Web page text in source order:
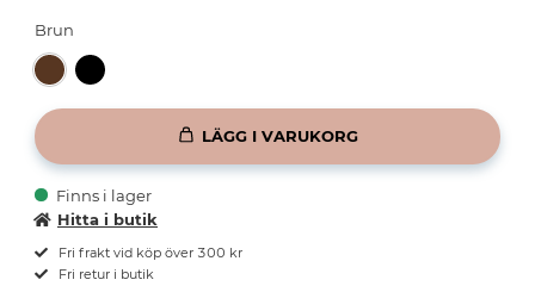
Brun
LÄGG I VARUKORG
Finns i lager
Hitta i butik
Fri frakt vid köp över 300 kr
Fri retur i butik